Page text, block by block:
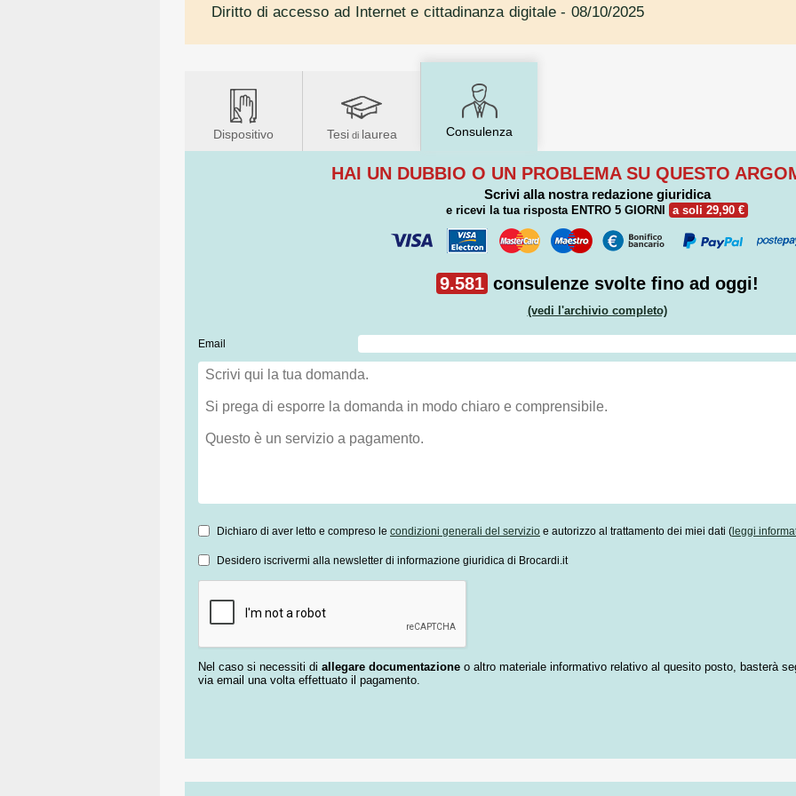
Diritto di accesso ad Internet e cittadinanza digitale- 08/10/2025
Dispositivo Tesidi laurea Consulenza
HAI UN DUBBIO O UN PROBLEMA SU QUESTO
Scrivi alla nostra redazione giuridica
e ricevi la tua risposta ENTRO 5 GIORNI a soli 29,90 €
9.581 consulenze svolte fino ad oggi!
(vedi l'archivio completo)
Email
Dichiaro di aver letto e compreso le condizioni generali del servizio e autorizzo al trattamento dei miei dati (leggi
Desidero iscrivermi alla newsletter di informazione giuridica di Brocardi.it
Nel caso si necessiti di allegare documentazione o altro materiale informativo relativo al quesito posto, basterà
via email una volta effettuato il pagamento.